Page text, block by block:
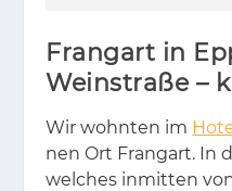
Frangart in
Weinstraße –
Wir wohn­ten im
nen Ort Fran­g­art. In
wel­ches in­mit­ten